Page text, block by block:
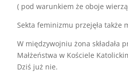
( pod warunkiem że oboje
Sekta feminizmu przejęła także
W międzywojniu żona składała
Małżeństwa w Kościele
Dziś już nie.